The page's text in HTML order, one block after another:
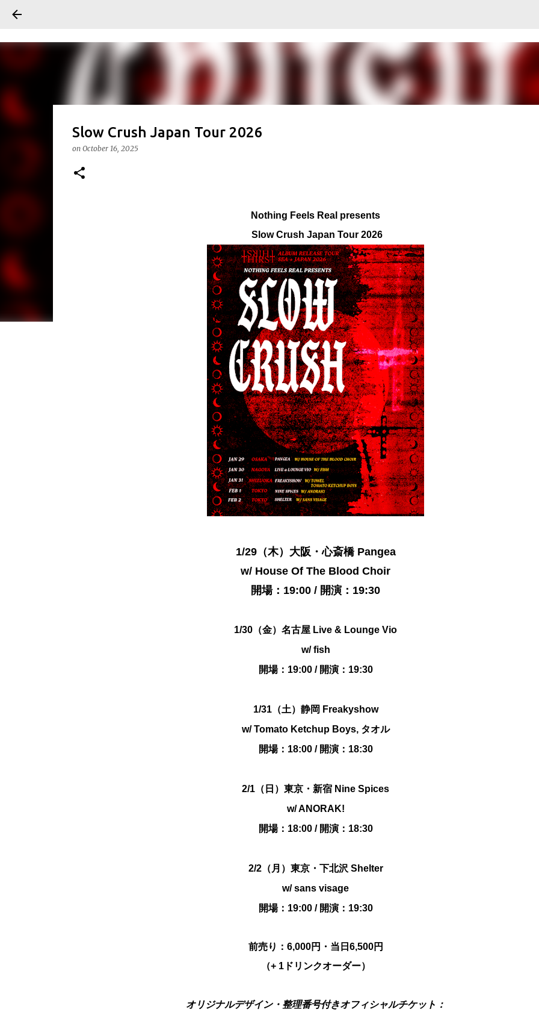
Slow Crush Japan Tour 2026
on October 16, 2025
Nothing Feels Real presents
Slow Crush Japan Tour 2026
1/29（木）大阪・心斎橋 Pangea
w/ House Of The Blood Choir
開場：19:00 / 開演：19:30
1/30（金）名古屋 Live & Lounge Vio
w/fish
開場：19:00 / 開演：19:30
1/31（土）静岡 Freakyshow
w/Tomato Ketchup Boys, タオル
開場：18:00 / 開演：18:30
2/1（日）東京・新宿 Nine Spices
w/ANORAK!
開場：18:00 / 開演：18:30
2/2（月）東京・下北沢 Shelter
w/sans visage
開場：19:00 / 開演：19:30
前売り：6,000円・当日6,500円
（+ 1ドリンクオーダー）
オリジナルデザイン・整理番号付きオフィシャルチケット：